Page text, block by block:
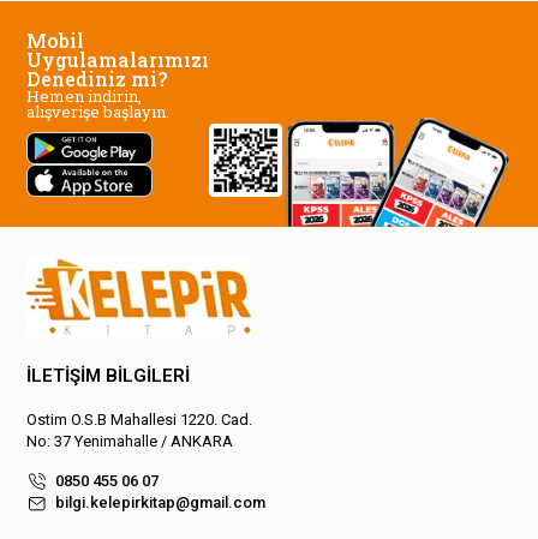
Mobil
Uygulamalarımızı
Denediniz mi?
Hemen indirin,
alışverişe başlayın.
İLETİŞİM BİLGİLERİ
Ostim O.S.B Mahallesi 1220. Cad.
No: 37 Yenimahalle / ANKARA
0850 455 06 07
bilgi.kelepirkitap@gmail.com